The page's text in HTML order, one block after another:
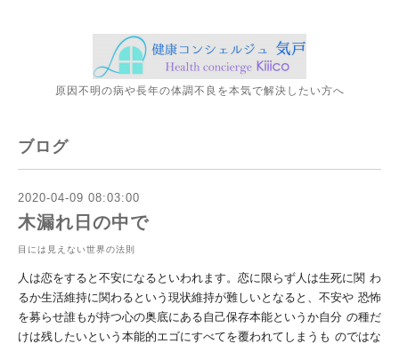
原因不明の病や長年の体調不良を本気で解決したい方へ
ブログ
2020-04-09 08:03:00
木漏れ日の中で
目には見えない世界の法則
人は恋をすると不安になるといわれます。恋に限らず人は生死に関 わ
るか生活維持に関わるという現状維持が難しいとなると、不安や 恐怖
を募らせ誰もが持つ心の奥底にある自己保存本能というか自分 の種だ
けは残したいという本能的エゴにすべてを覆われてしまうも のではな